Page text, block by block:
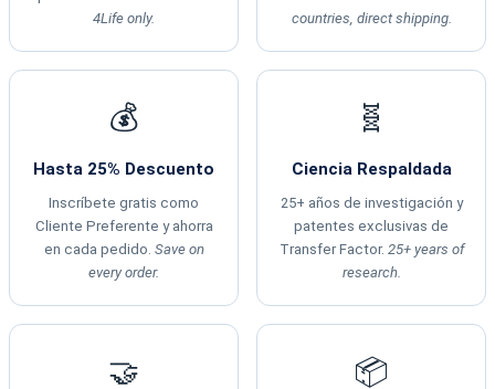
4Life only.
countries, direct shipping.
💰
Hasta 25% Descuento
Inscríbete gratis como
Cliente Preferente y ahorra
en cada pedido. Save on
every order.
🧬
Ciencia Respaldada
25+ años de investigación y
patentes exclusivas de
Transfer Factor. 25+ years of
research.
🤝 📦